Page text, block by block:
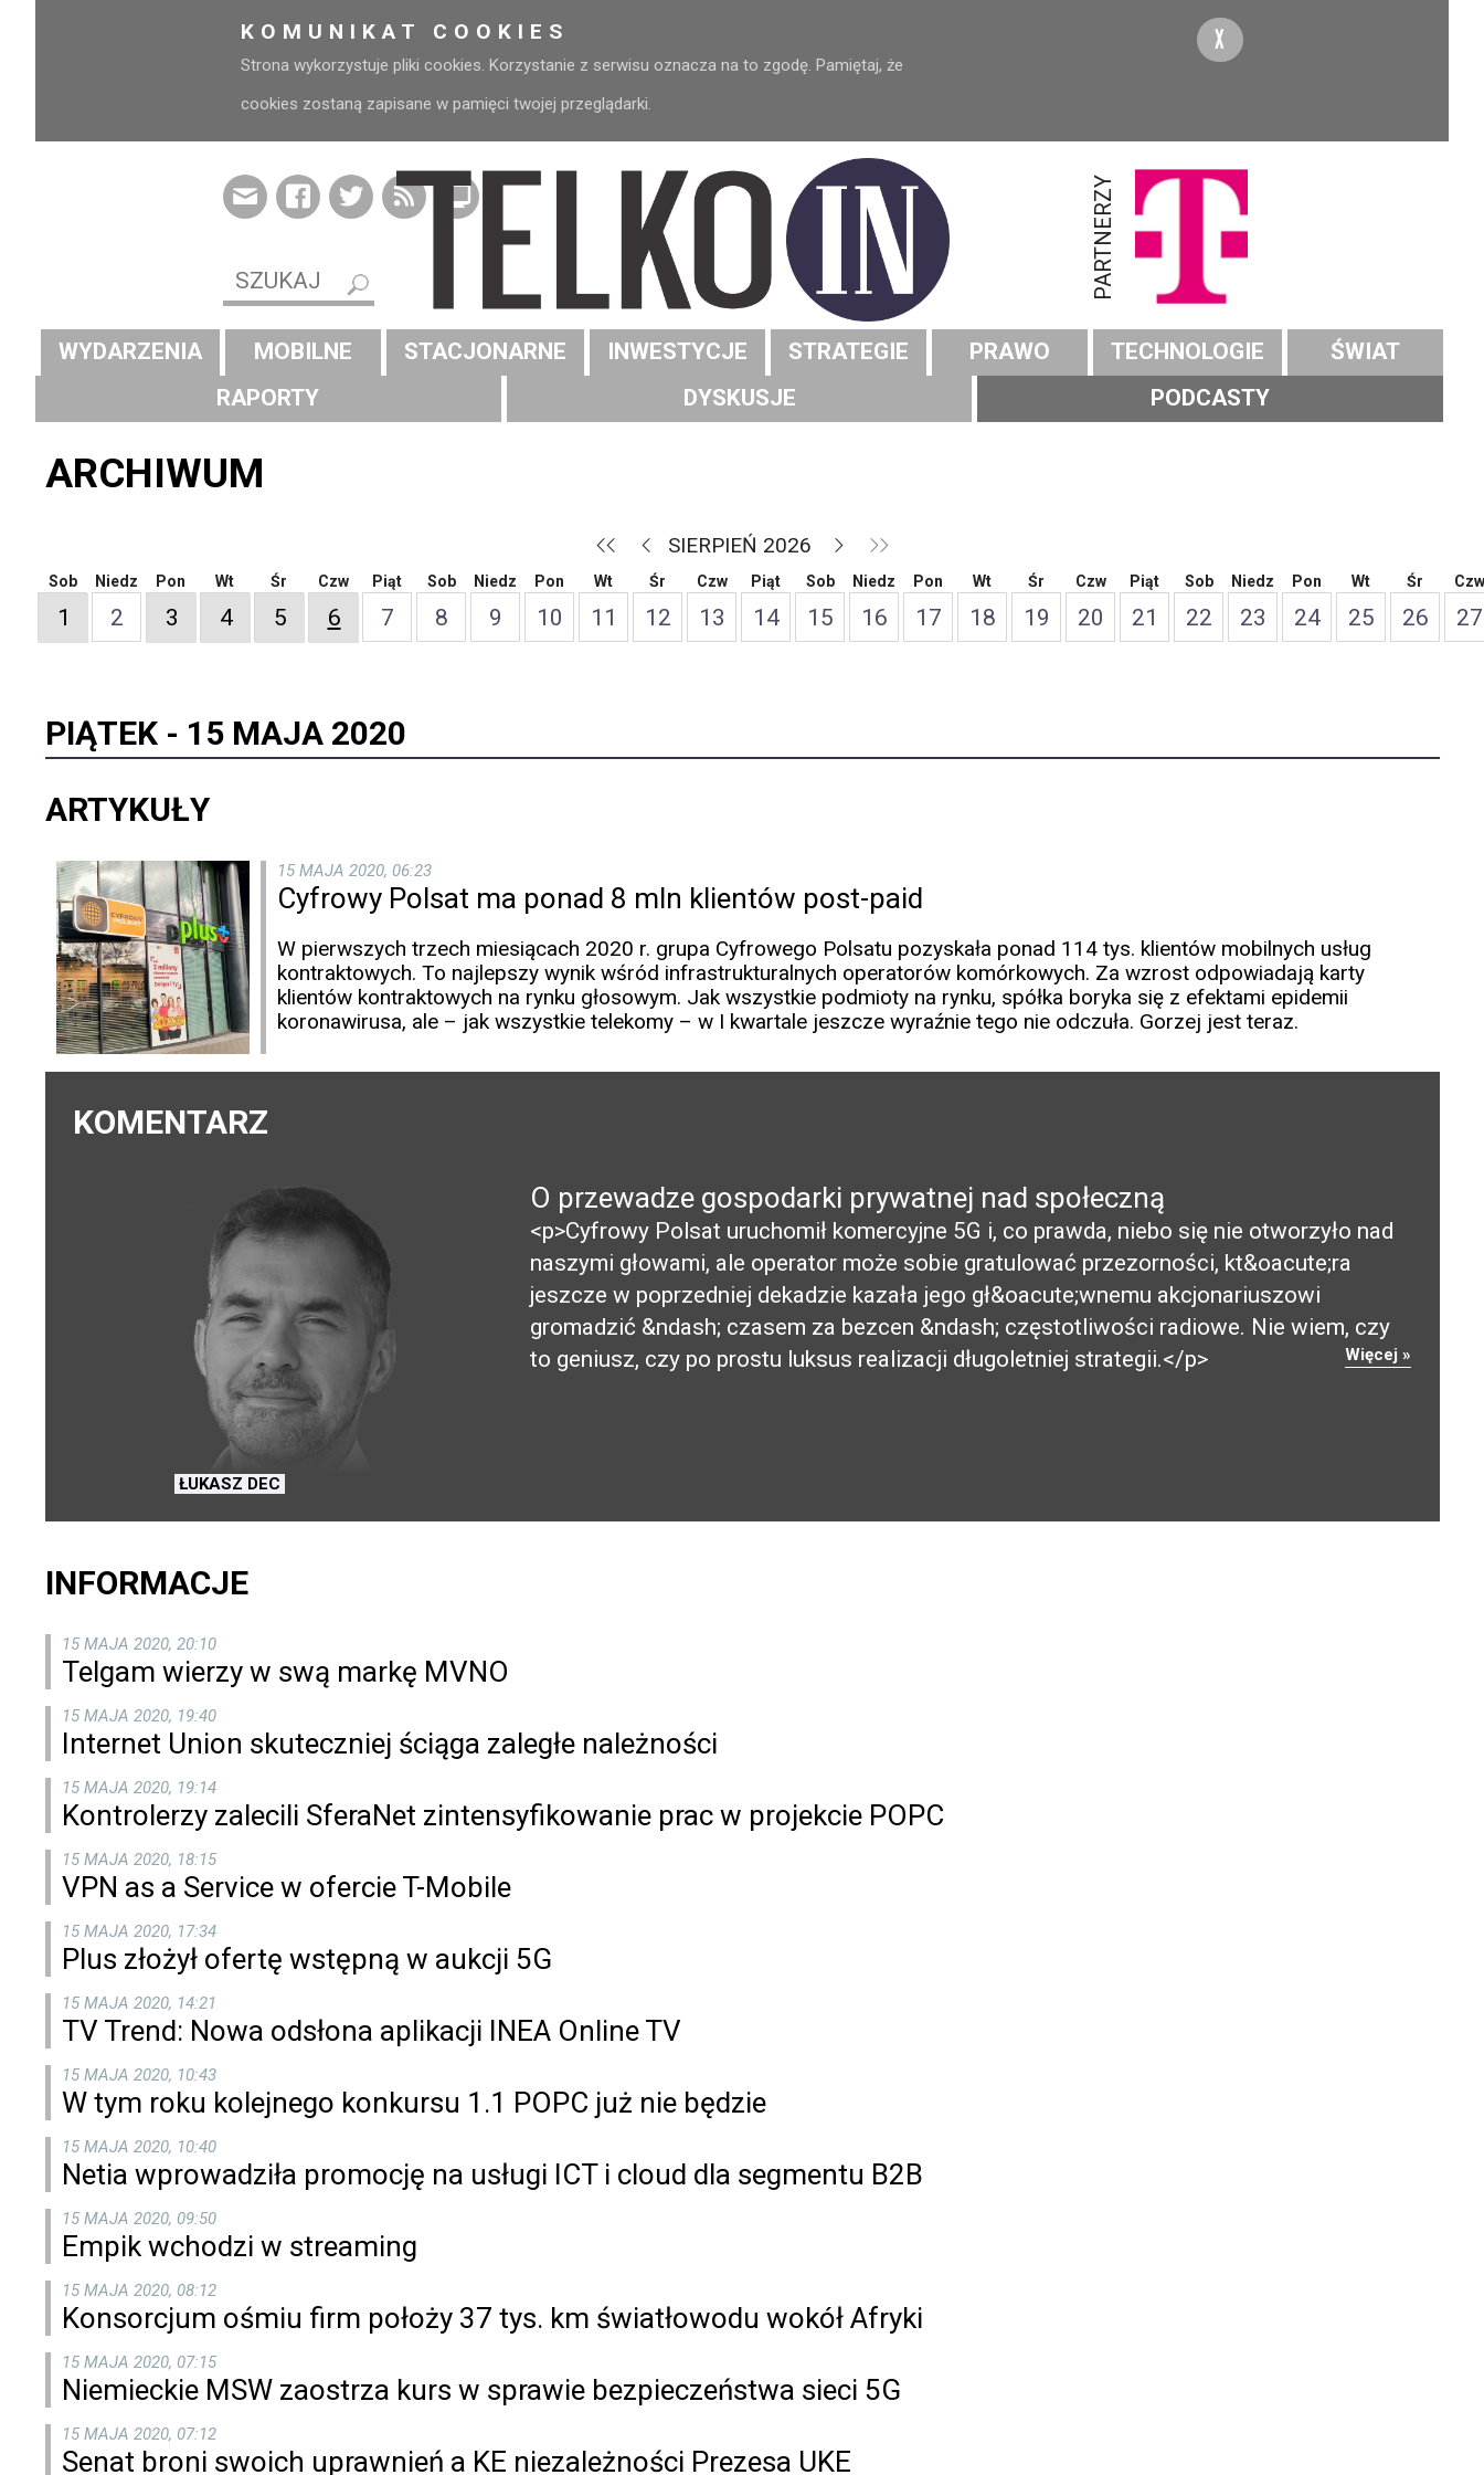
KOMUNIKAT COOKIES
Strona wykorzystuje pliki cookies. Korzystanie z serwisu oznacza na to zgodę. Pamiętaj, że
cookies zostaną zapisane w pamięci twojej przeglądarki.
X
PARTNERZY
WYDARZENIA MOBILNE STACJONARNE INWESTYCJE STRATEGIE PRAWO TECHNOLOGIE
ŚWIAT
RAPORTY
DYSKUSJE PODCASTY
ARCHIWUM
SIERPIEŃ 2026
Sob
1
Niedz
2
Pon
3
Wt
4
Śr
5
Czw
6
Piąt
7
Sob
8
Niedz
9
Pon
10
Wt
11
Śr
12
Czw
13
Piąt
14
Sob
15
Niedz
16
Pon
17
Wt
18
Śr
19
Czw
20
Piąt
21
Sob
22
Niedz
23
Pon
24
Wt
25
Śr
26
Czw
27
PIĄTEK - 15 MAJA 2020
ARTYKUŁY
15 MAJA 2020, 06:23
Cyfrowy Polsat ma ponad 8 mln klientów post-paid
W pierwszych trzech miesiącach 2020 r. grupa Cyfrowego Polsatu pozyskała ponad 114 tys. klientów mobilnych usług
kontraktowych. To najlepszy wynik wśród infrastrukturalnych operatorów komórkowych. Za wzrost odpowiadają karty
klientów kontraktowych na rynku głosowym. Jak wszystkie podmioty na rynku, spółka boryka się z efektami epidemii
koronawirusa, ale – jak wszystkie telekomy – w I kwartale jeszcze wyraźnie tego nie odczuła. Gorzej jest teraz.
KOMENTARZ
ŁUKASZ DEC
O przewadze gospodarki prywatnej nad społeczną
<p>Cyfrowy Polsat uruchomił komercyjne 5G i, co prawda, niebo się nie otworzyło nad
naszymi głowami, ale operator może sobie gratulować przezorności, kt&oacute;ra
jeszcze w poprzedniej dekadzie kazała jego gł&oacute;wnemu akcjonariuszowi
gromadzić &ndash; czasem za bezcen &ndash; częstotliwości radiowe. Nie wiem, czy
to geniusz, czy po prostu luksus realizacji długoletniej strategii.</p>
Więcej »
INFORMACJE
15 MAJA 2020, 20:10
Telgam wierzy w swą markę MVNO
15 MAJA 2020, 19:40
Internet Union skuteczniej ściąga zaległe należności
15 MAJA 2020, 19:14
Kontrolerzy zalecili SferaNet zintensyfikowanie prac w projekcie POPC
15 MAJA 2020, 18:15
VPN as a Service w ofercie T-Mobile
15 MAJA 2020, 17:34
Plus złożył ofertę wstępną w aukcji 5G
15 MAJA 2020, 14:21
TV Trend: Nowa odsłona aplikacji INEA Online TV
15 MAJA 2020, 10:43
W tym roku kolejnego konkursu 1.1 POPC już nie będzie
15 MAJA 2020, 10:40
Netia wprowadziła promocję na usługi ICT i cloud dla segmentu B2B
15 MAJA 2020, 09:50
Empik wchodzi w streaming
15 MAJA 2020, 08:12
Konsorcjum ośmiu firm położy 37 tys. km światłowodu wokół Afryki
15 MAJA 2020, 07:15
Niemieckie MSW zaostrza kurs w sprawie bezpieczeństwa sieci 5G
15 MAJA 2020, 07:12
Senat broni swoich uprawnień a KE niezależności Prezesa UKE